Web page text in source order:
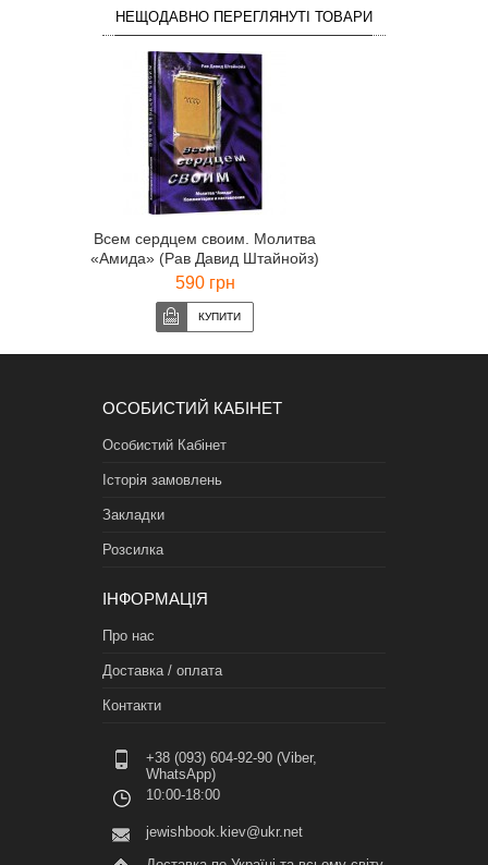
НЕЩОДАВНО ПЕРЕГЛЯНУТІ ТОВАРИ
Всем сердцем своим. Молитва
«Амида» (Рав Давид Штайнойз)
590 грн
ОСОБИСТИЙ КАБІНЕТ
Особистий Кабінет
Історія замовлень
Закладки
Розсилка
ІНФОРМАЦІЯ
Про нас
Доставка / оплата
Контакти
+38 (093) 604-92-90 (Viber,
WhatsApp)
10:00-18:00
jewishbook.kiev@ukr.net